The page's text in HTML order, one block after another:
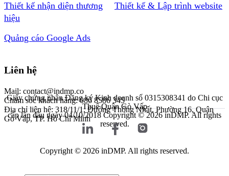
Thiết kế nhận diện thương
hiệu
Thiết kế & Lập trình website
Quảng cáo Google Ads
Liên hệ
Mail: contact@indmp.co
Chăm sóc khách hàng: 086 8586 345
Địa chỉ liên hệ: 318/11/1, Đường Thống Nhất, Phường 16, Quận
Gò Vấp, TP. Hồ Chí Minh
Giấy chứng nhận Đăng ký Kinh doanh số 0315308341 do Chi cục
Thuế Quận Gò Vấp
cấp lần đầu ngày 04/10/2018Copyright © 2026 inDMP. All rights
reserved.
Copyright © 2026 inDMP. All rights reserved.